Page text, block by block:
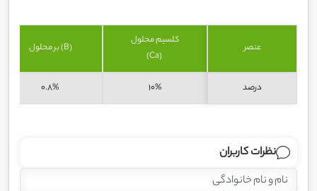
عنصر
کلسیم محلول
(Ca)
(B) بر محلول
درصد 10%
0.8%
نظرات کاربران